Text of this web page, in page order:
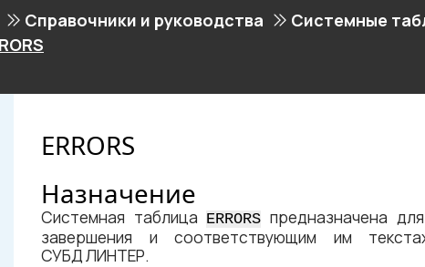
Справочники и руководства
Системные
ERRORS
Назначение
Системная таблица ERRORS предназначена
завершения и соответствующим им
СУБД ЛИНТЕР.